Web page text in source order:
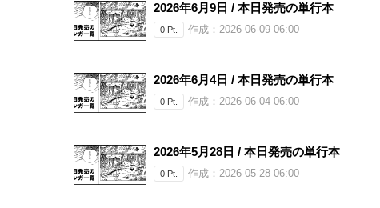
2026年6月9日 / 本日発売の単行本
0 Pt. 作成：2026-06-09 06:00
2026年6月4日 / 本日発売の単行本
0 Pt. 作成：2026-06-04 06:00
2026年5月28日 / 本日発売の単行本
0 Pt. 作成：2026-05-28 06:00